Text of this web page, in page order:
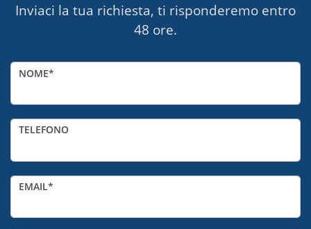
Inviaci la tua richiesta, ti risponderemo entro
48 ore.
NOME
TELEFONO
EMAIL